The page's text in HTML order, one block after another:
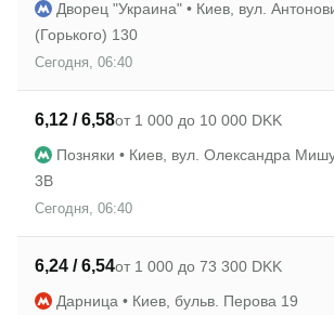
Дворец "Украина" • Киев, вул.
(Горького) 130
Сегодня, 06:40
6,12 / 6,58от 1 000 до 10 000 DKK
Позняки • Киев, вул. Олександра
3В
Сегодня, 06:40
6,24 / 6,54от 1 000 до 73 300 DKK
Дарница • Киев, бульв. Перова 19